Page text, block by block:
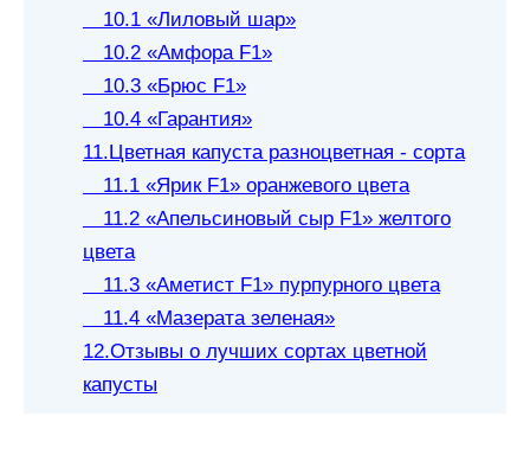
10.1 «Лиловый шар»
10.2 «Амфора F1»
10.3 «Брюс F1»
10.4 «Гарантия»
11.Цветная капуста разноцветная - сорта
11.1 «Ярик F1» оранжевого цвета
11.2 «Апельсиновый сыр F1» желтого
цвета
11.3 «Аметист F1» пурпурного цвета
11.4 «Мазерата зеленая»
12.Отзывы о лучших сортах цветной
капусты